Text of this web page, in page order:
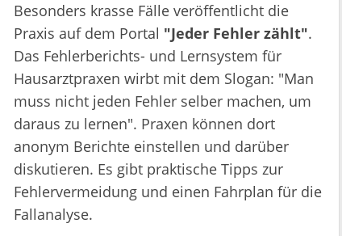
Besonders krasse Fälle veröffentlicht die
Praxis auf dem Portal "Jeder Fehler zählt".
Das Fehlerberichts- und Lernsystem für
Hausarztpraxen wirbt mit dem Slogan: "Man
muss nicht jeden Fehler selber machen, um
daraus zu lernen". Praxen können dort
anonym Berichte einstellen und darüber
diskutieren. Es gibt praktische Tipps zur
Fehlervermeidung und einen Fahrplan für die
Fallanalyse.